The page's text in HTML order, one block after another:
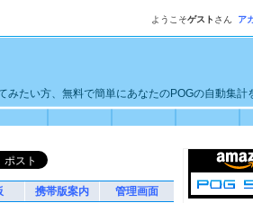
ようこそゲスト さん ア
たい方、無料で簡単にあなたのPOGの自動集計
携帯版案内 管理画面